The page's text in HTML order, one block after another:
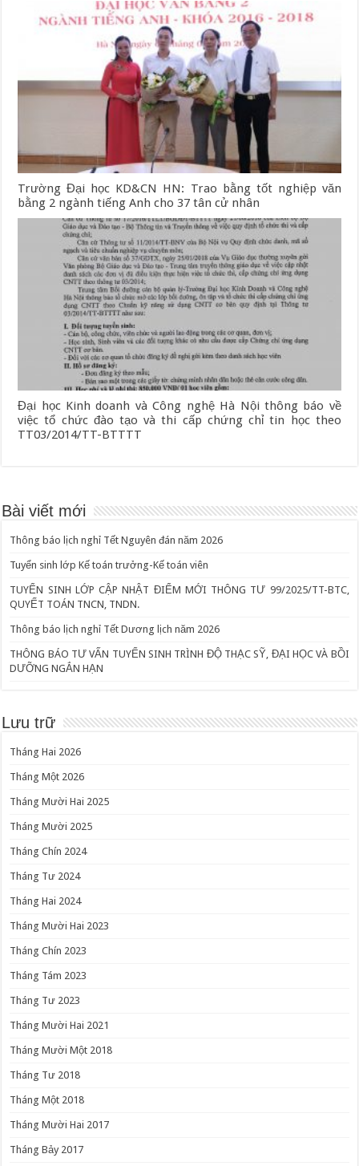
Trường Đại học KD&CN HN: Trao bằng tốt nghiệp văn
bằng 2 ngành tiếng Anh cho 37 tân cử nhân
Đại học Kinh doanh và Công nghệ Hà Nội thông báo về
việc tổ chức đào tạo và thi cấp chứng chỉ tin học theo
TT03/2014/TT-BTTTT
Bài viết mới
Thông báo lịch nghỉ Tết Nguyên đán năm 2026
Tuyển sinh lớp Kế toán trưởng-Kế toán viên
TUYỂN SINH LỚP CẬP NHẬT ĐIỂM MỚI THÔNG TƯ 99/2025/TT-BTC,
QUYẾT TOÁN TNCN, TNDN.
Thông báo lịch nghỉ Tết Dương lịch năm 2026
THÔNG BÁO TƯ VẤN TUYỂN SINH TRÌNH ĐỘ THẠC SỸ, ĐẠI HỌC VÀ BỒI
DƯỠNG NGẮN HẠN
Lưu trữ
Tháng Hai 2026
Tháng Một 2026
Tháng Mười Hai 2025
Tháng Mười 2025
Tháng Chín 2024
Tháng Tư 2024
Tháng Hai 2024
Tháng Mười Hai 2023
Tháng Chín 2023
Tháng Tám 2023
Tháng Tư 2023
Tháng Mười Hai 2021
Tháng Mười Một 2018
Tháng Tư 2018
Tháng Một 2018
Tháng Mười Hai 2017
Tháng Bảy 2017